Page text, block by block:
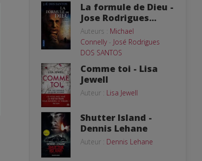
La formule de Dieu -
Jose Rodrigues...
Auteurs : Michael
Connelly- José Rodrigues
DOS SANTOS
Comme toi - Lisa
Jewell
Auteur : Lisa Jewell
Shutter Island -
Dennis Lehane
Auteur : Dennis Lehane